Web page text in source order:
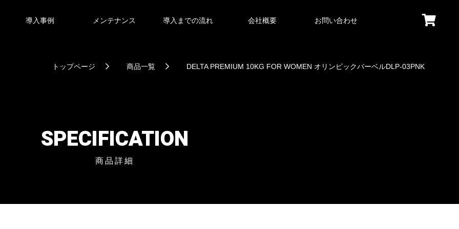
導入事例 メンテナンス 導入までの流れ 会社概要 お問い合わせ
トップページ 商品一覧 DELTA PREMIUM 10KG FOR WOMEN オリンピックバーベルDLP-03PNK
SPECIFICATION
商品詳細